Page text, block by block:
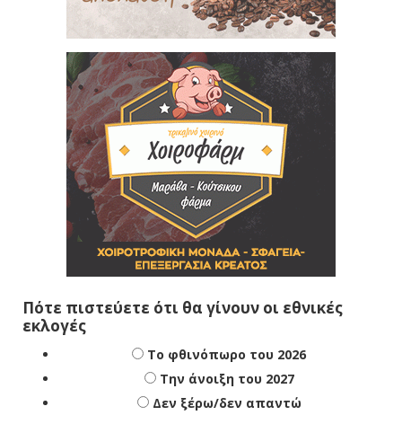
Πότε πιστεύετε ότι θα γίνουν οι εθνικές
εκλογές